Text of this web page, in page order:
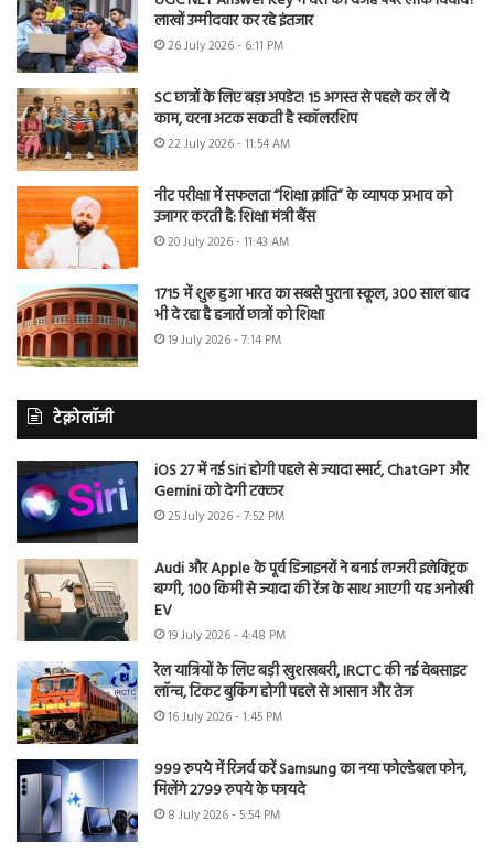
लाखों उम्मीदवार कर रहे इंतजार
26 July 2026 - 6:11 PM
SC छात्रों के लिए बड़ा अपडेट! 15 अगस्त से पहले कर लें ये
काम, वरना अटक सकती है स्कॉलरशिप
22 July 2026 - 11:54 AM
नीट परीक्षा में सफलता “शिक्षा क्रांति” के व्यापक प्रभाव को
उजागर करती है: शिक्षा मंत्री बैंस
20 July 2026 - 11:43 AM
1715 में शुरू हुआ भारत का सबसे पुराना स्कूल, 300 साल बाद
भी दे रहा है हजारों छात्रों को शिक्षा
19 July 2026 - 7:14 PM
टेक्नोलॉजी
iOS 27 में नई Siri होगी पहले से ज्यादा स्मार्ट, ChatGPT और
Gemini को देगी टक्कर
25 July 2026 - 7:52 PM
Audi और Apple के पूर्व डिजाइनरों ने बनाई लग्जरी इलेक्ट्रिक
बग्गी, 100 किमी से ज्यादा की रेंज के साथ आएगी यह अनोखी
EV
19 July 2026 - 4:48 PM
रेल यात्रियों के लिए बड़ी खुशखबरी, IRCTC की नई वेबसाइट
लॉन्च, टिकट बुकिंग होगी पहले से आसान और तेज
16 July 2026 - 1:45 PM
999 रुपये में रिजर्व करें Samsung का नया फोल्डेबल फोन,
मिलेंगे 2799 रुपये के फायदे
8 July 2026 - 5:54 PM